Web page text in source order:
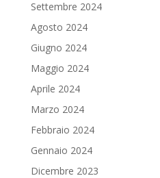
Settembre 2024
Agosto 2024
Giugno 2024
Maggio 2024
Aprile 2024
Marzo 2024
Febbraio 2024
Gennaio 2024
Dicembre 2023